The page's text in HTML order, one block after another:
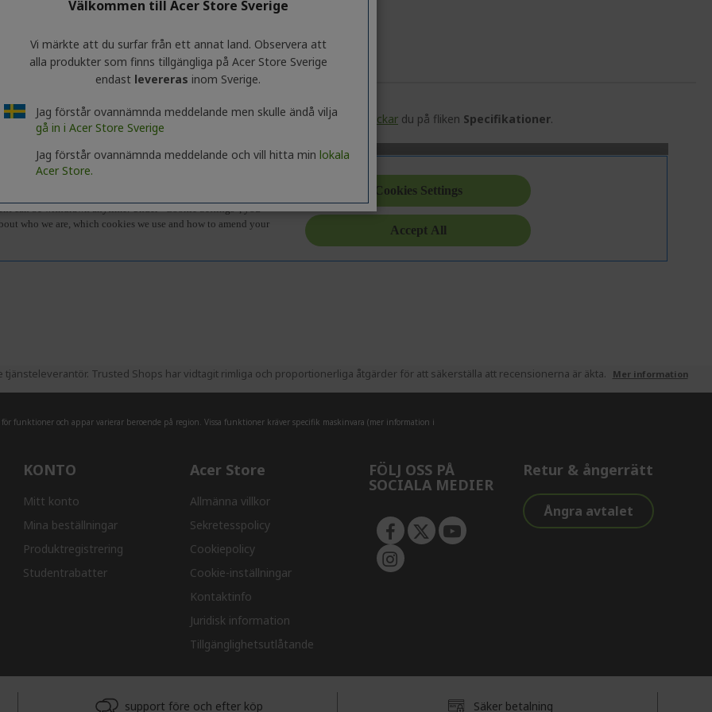
Om du vill visa tekniska specifikationer för den valda modellen klickar du på fliken Specifikationer.
Trusted Shops har vidtagit rimliga och proportionerliga åtgärder för att säkerställa att recensionerna är äkta. Mer information
och appar varierar beroende på region. Vissa funktioner kräver specifik maskinvara (mer information i
KONTO
Mitt konto
Mina beställningar
Produktregistrering
Studentrabatter
Acer Store
Allmänna villkor
Sekretesspolicy
Cookiepolicy
Cookie-inställningar
Kontaktinfo
Juridisk information
Tillgänglighetsutlåtande
FÖLJ OSS PÅ
SOCIALA MEDIER
Retur & ångerrätt
Ångra avtalet
support före och efter köp Säker betalning
Välkommen till Acer Store Sverige
Vi märkte att du surfar från ett annat land. Observera att
alla produkter som finns tillgängliga på Acer Store Sverige
endast levereras inom Sverige.
Jag förstår ovannämnda meddelande men skulle ändå vilja
gå in i Acer Store Sverige
Jag förstår ovannämnda meddelande och vill hitta min lokala
Acer Store.